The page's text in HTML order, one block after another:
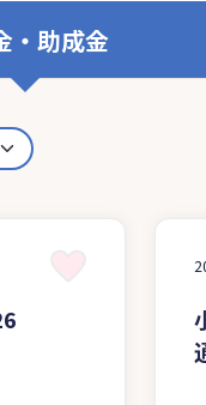
・助成金